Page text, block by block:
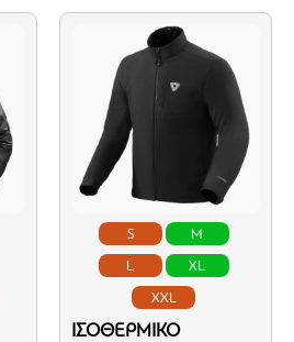
S M
L XL
XXL
ΙΣΟΘΕΡΜΙΚΌ